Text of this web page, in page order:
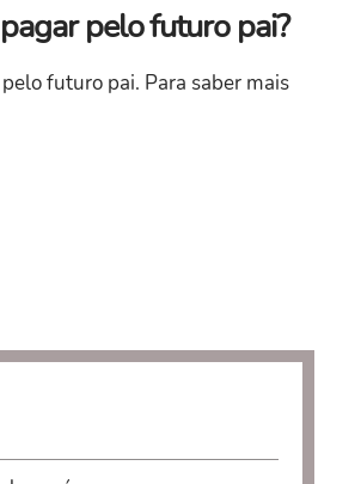
pelo futuro pai?
futuro pai. Para saber mais